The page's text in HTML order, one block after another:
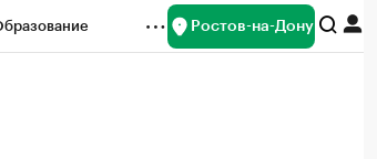
Ростов-на-Дону